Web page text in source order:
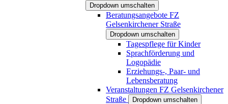
Dropdown umschalten
Beratungsangebote FZ
Gelsenkirchener Straße
Dropdown umschalten
Tagespflege für Kinder
Sprachförderung und
Logopädie
Erziehungs-, Paar- und
Lebensberatung
Veranstaltungen FZ Gelsenkirchener
Straße
Dropdown umschalten